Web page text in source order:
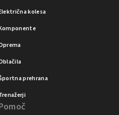
kolesa
prehrana